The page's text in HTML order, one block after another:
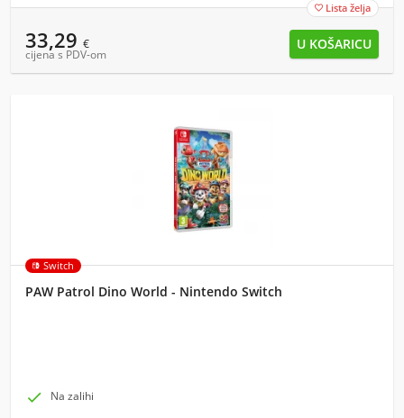
 Lista želja
33,29 €
cijena s PDV-om
Switch
PAW Patrol Dino World - Nintendo Switch
 Na zalihi